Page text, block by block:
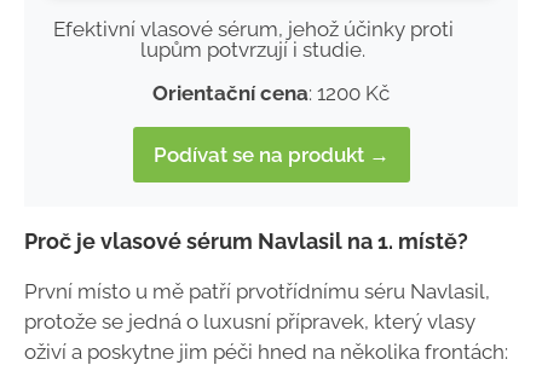
Efektivní vlasové sérum, jehož účinky proti
lupům potvrzují i studie.
Orientační cena: 1200 Kč
Podívat se na produkt →
Proč je vlasové sérum Navlasil na 1. místě?
První místo u mě patří prvotřídnímu séru Navlasil,
protože se jedná o luxusní přípravek, který vlasy
oživí a poskytne jim péči hned na několika frontách: